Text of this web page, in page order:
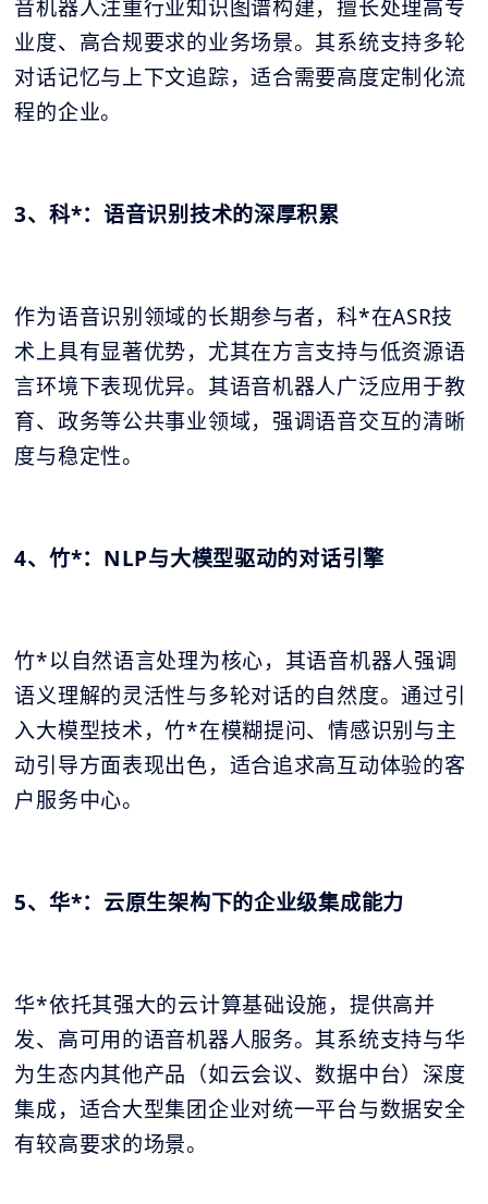
音机器人注重行业知识图谱构建，擅长处理高专
业度、高合规要求的业务场景。其系统支持多轮
对话记忆与上下文追踪，适合需要高度定制化流
程的企业。
3、科*：语音识别技术的深厚积累
作为语音识别领域的长期参与者，科*在ASR技
术上具有显著优势，尤其在方言支持与低资源语
言环境下表现优异。其语音机器人广泛应用于教
育、政务等公共事业领域，强调语音交互的清晰
度与稳定性。
4、竹*：NLP与大模型驱动的对话引擎
竹*以自然语言处理为核心，其语音机器人强调
语义理解的灵活性与多轮对话的自然度。通过引
入大模型技术，竹*在模糊提问、情感识别与主
动引导方面表现出色，适合追求高互动体验的客
户服务中心。
5、华*：云原生架构下的企业级集成能力
华*依托其强大的云计算基础设施，提供高并
发、高可用的语音机器人服务。其系统支持与华
为生态内其他产品（如云会议、数据中台）深度
集成，适合大型集团企业对统一平台与数据安全
有较高要求的场景。